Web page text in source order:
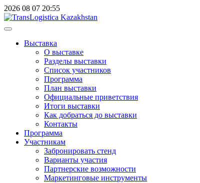
2026 08 07 20:55
Выставка
О выставке
Разделы выставки
Список участников
Программа
План выставки
Официальные приветствия
Итоги выставки
Как добраться до выставки
Контакты
Программа
Участникам
Забронировать стенд
Варианты участия
Партнерские возможности
Маркетинговые инструменты